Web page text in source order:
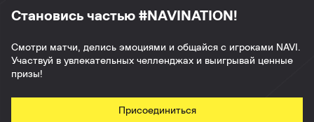
Становись частью #NAVINATION!
Смотри матчи, делись эмоциями и общайся с игроками NAVI.
Участвуй в увлекательных челленджах и выигрывай ценные
призы!
Присоединиться